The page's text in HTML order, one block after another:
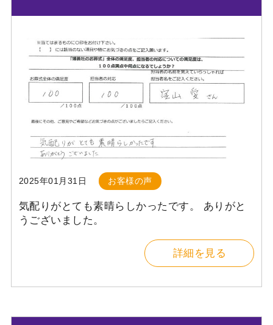
2025年01月31日 お客様の声
気配りがとても素晴らしかったです。 ありがと
うございました。
詳細を見る